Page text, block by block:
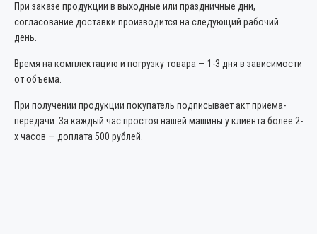
При заказе продукции в выходные или праздничные дни,
согласование доставки производится на следующий рабочий
день.
Время на комплектацию и погрузку товара — 1-3 дня в зависимости
от объема.
При получении продукции покупатель подписывает акт приема-
передачи. За каждый час простоя нашей машины у клиента более 2-
х часов — доплата 500 рублей.